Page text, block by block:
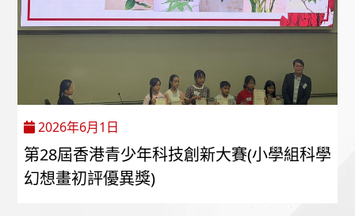
2026年6月1日
第28屆香港青少年科技創新大賽(小學組科學
幻想畫初評優異獎)